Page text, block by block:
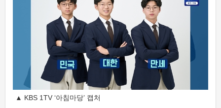
▲ KBS 1TV ‘아침마당’ 캡처